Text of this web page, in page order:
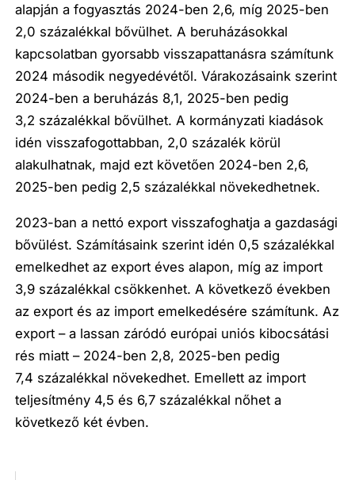
alapján a fogyasztás 2024-ben 2,6, míg 2025-ben
2,0 százalékkal bővülhet. A beruházásokkal
kapcsolatban gyorsabb visszapattanásra számítunk
2024 második negyedévétől. Várakozásaink szerint
2024-ben a beruházás 8,1, 2025-ben pedig
3,2 százalékkal bővülhet. A kormányzati kiadások
idén visszafogottabban, 2,0 százalék körül
alakulhatnak, majd ezt követően 2024-ben 2,6,
2025-ben pedig 2,5 százalékkal növekedhetnek.
2023-ban a nettó export visszafoghatja a gazdasági
bővülést. Számításaink szerint idén 0,5 százalékkal
emelkedhet az export éves alapon, míg az import
3,9 százalékkal csökkenhet. A következő években
az export és az import emelkedésére számítunk. Az
export – a lassan záródó európai uniós kibocsátási
rés miatt – 2024-ben 2,8, 2025-ben pedig
7,4 százalékkal növekedhet. Emellett az import
teljesítmény 4,5 és 6,7 százalékkal nőhet a
következő két évben.